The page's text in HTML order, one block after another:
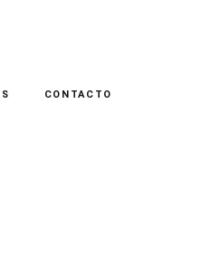
CONTACTO